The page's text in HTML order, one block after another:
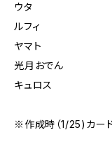
ウタ
ルフィ
ヤマト
光月おでん
キュロス
※作成時（1/25)カー